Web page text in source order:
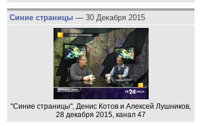
Синие страницы — 30 Декабря 2015
"Синие страницы", Денис Котов и Алексей Лушников,
28 декабря 2015, канал 47